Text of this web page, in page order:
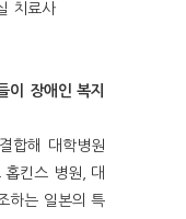
치료사
이 장애인 복지
합해 대학병원
킨스 병원, 대
하는 일본의 특